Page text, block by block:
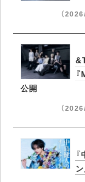
（
公開
（